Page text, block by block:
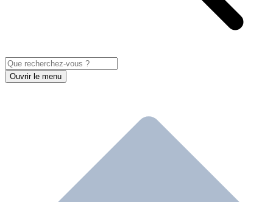
Ouvrir le menu